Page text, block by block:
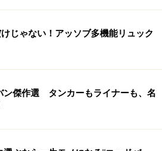
じゃない！アッソブ多機能リュック
ン傑作選 タンカーもライナーも、名